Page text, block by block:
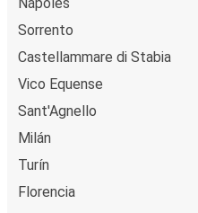
Sorrento
Castellammare di Stabia
Vico Equense
Sant'Agnello
Milán
Turín
Florencia